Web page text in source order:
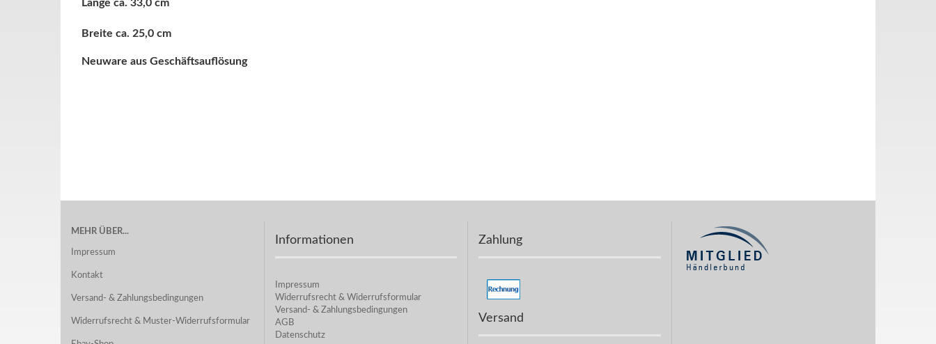
Länge ca. 33,0 cm
Breite ca. 25,0 cm
Neuware aus Geschäftsauflösung
MEHR ÜBER...
Impressum
Kontakt
Versand- & Zahlungsbedingungen
Widerrufsrecht & Muster-Widerrufsformular
Informationen
Impressum
Widerrufsrecht & Widerrufsformular
Versand- & Zahlungsbedingungen
AGB
Datenschutz
Zahlung
Versand